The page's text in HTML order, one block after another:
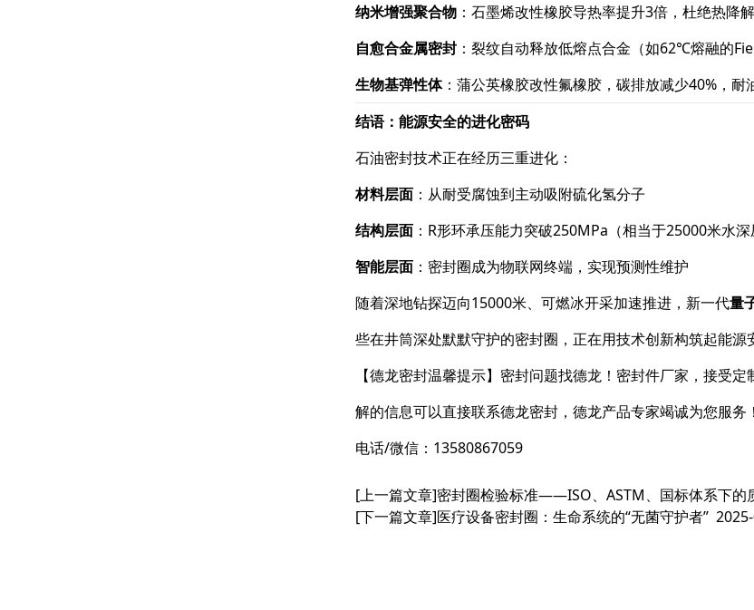
纳米增强聚合物：石墨烯改性橡胶导热率提升3倍，杜绝热降
自愈合金属密封：裂纹自动释放低熔点合金（如62℃熔融的
生物基弹性体：蒲公英橡胶改性氟橡胶，碳排放减少40%，耐
结语：能源安全的进化密码
石油密封技术正在经历三重进化：
材料层面​：从耐受腐蚀到主动吸附硫化氢分子
结构层面：R形环承压能力突破250MPa（相当于25000米水深
智能层面​：密封圈成为物联网终端，实现预测性维护
随着深地钻探迈向15000米、可燃冰开采加速推进，新一代量
些在井筒深处默默守护的密封圈，正在用技术创新构筑起能源
【德龙密封温馨提示】密封问题找德龙！密封件厂家，接受
解的信息可以直接联系德龙密封，德龙产品专家竭诚为您服务！
电话/微信：13580867059
[上一篇文章]密封圈检验标准——ISO、ASTM、国标体系下的
[下一篇文章]医疗设备密封圈：生命系统的“无菌守护者”